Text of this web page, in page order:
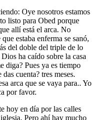
Oye nosotros estamos
listo para Obed porque
allí está el arca. No
estaba enferma se sanó,
del doble del triple de lo
ha caído sobre la casa
diga? Pues ya es tiempo
cuenta? tres meses.
arca que se vaya para.. Yo
por favor.
hoy en día por las calles
Pero ahí hay mucho